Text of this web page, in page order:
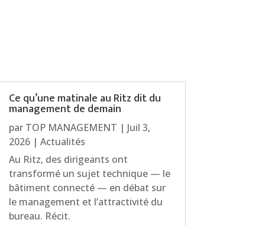
Ce qu’une matinale au Ritz dit du
management de demain
par TOP MANAGEMENT | Juil 3,
2026| Actualités
Au Ritz, des dirigeants ont
transformé un sujet technique — le
bâtiment connecté — en débat sur
le management et l’attractivité du
bureau. Récit.